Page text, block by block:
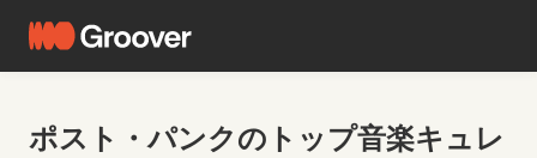
ポスト・パンクのトップ音楽キュレ